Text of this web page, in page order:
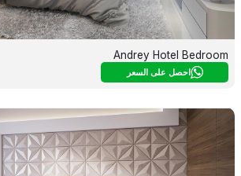
Andrey Hotel Bedroom
احصل على السعر